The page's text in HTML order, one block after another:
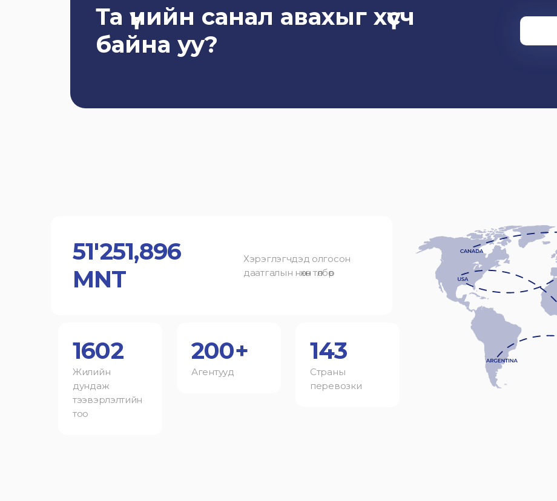
Та үнийн санал авахыг хүсч
байна уу?
51'251,896
MNT
Хэрэглэгчдэд олгосон
даатгалын нөхөн төлбөр
1602
Жилийн
дундаж
тээвэрлэлтийн
тоо
200+
Агентууд
143
Страны
перевозки